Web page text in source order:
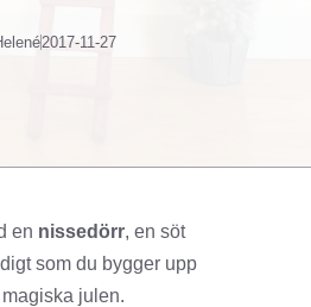
2017-11-27
en nissedörr, en söt
som du bygger upp
julen.